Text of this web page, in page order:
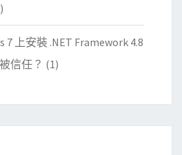
7 上安裝 .NET Framework 4.8
信任？ (1)